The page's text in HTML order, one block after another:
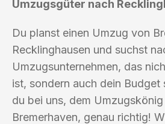
Umzugsgüter nach
Du planst einen Umzug von
Recklinghausen und suchst
Umzugsunternehmen, das
ist, sondern auch dein Budget
du bei uns, dem
Bremerhaven, genau richtig!